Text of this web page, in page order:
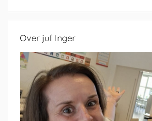
Over juf Inger